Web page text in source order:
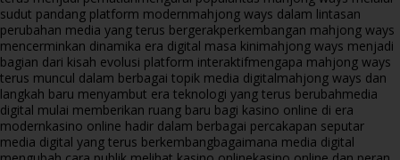
sudut pandang platform modernmahjong ways dalam lintasan
perubahan media yang terus bergerakperkembangan mahjong ways
mencerminkan dinamika era digital masa kinimahjong ways menjadi
bagian dari kisah evolusi platform interaktifmengapa mahjong ways
terus muncul dalam berbagai topik media digitalmahjong ways dan
langkah baru menyambut era teknologi yang terus berubahmedia
digital mulai memberikan ruang baru bagi kasino online di era
modernkasino online hadir dalam berbagai percakapan seputar
media digital yang terus berkembangbagaimana media digital